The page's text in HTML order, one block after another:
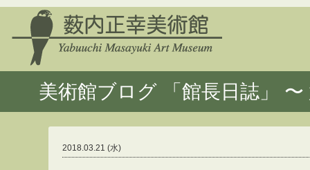
美術館ブログ 「館長日誌」
2018.03.21 (水)